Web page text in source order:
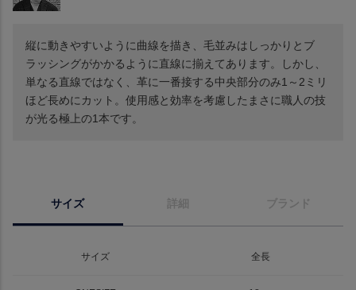
縦に動きやすいように曲線を描き、毛並みはしっかりとブ
ラッシングがかかるように直線に揃えてあります。しかし、
単なる直線ではなく、革に一番接する中央部分のみ1～2ミリ
ほど長めにカット。使用感と効率を考慮したまさに職人の技
が光る極上の1本です。
サイズ 詳細 ブランド
サイズ 全長